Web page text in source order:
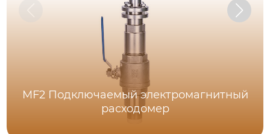
MF2 Подключаемый электромагнитный
расходомер